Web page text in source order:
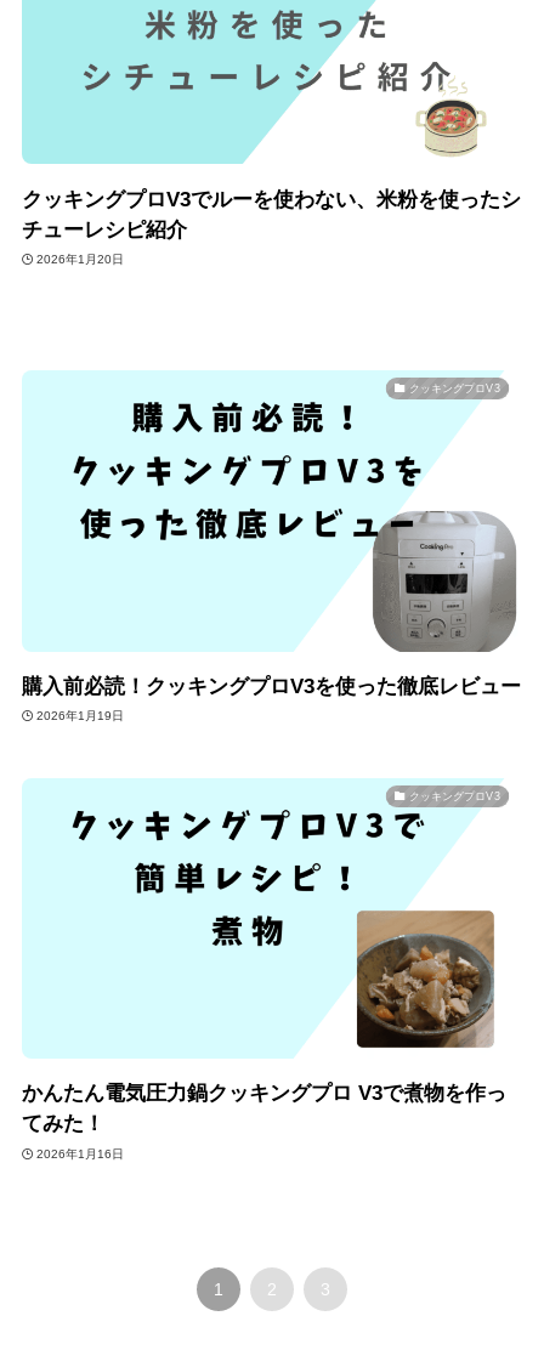
クッキングプロV3でルーを使わない、米粉を使ったシ
チューレシピ紹介
2026年1月20日
クッキングプロV3
購入前必読！クッキングプロV3を使った徹底レビュー
2026年1月19日
クッキングプロV3
かんたん電気圧力鍋クッキングプロ V3で煮物を作っ
てみた！
2026年1月16日
1 2 3